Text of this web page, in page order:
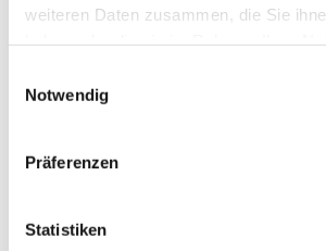
weiteren Daten zusammen, die Sie
Notwendig
Präferenzen
Statistiken
20:00 Uhr
Korfskamp 4, 32479 Hille